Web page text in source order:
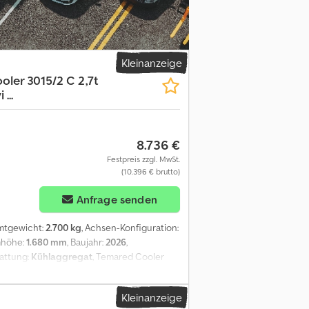
(Leermasse Zugfahrzeug min. 2.500kg)
Deichsel Rahmen geschraubt,
V-Deichsel AL-KO oder Knott Achse
Automatisches Stützrad Reserverad
für individuellen Transportpreis
deutschlandweit (Durchführung
Tage gültig)
zwecks Anmeldung (Anzahlung
Irrtümer, Zwischenverkauf und
fahrtauglich, Garantieleistung:
höhenverstellbar, Stützrad: Stützrad
Kleinanzeige
3015/2 C 2,7t
...
8.736 €
Festpreis zzgl. MwSt.
(10.396 € brutto)
Anfrage senden
2.700 kg, Achsen-Konfiguration:
1.680 mm , Baujahr: 2026
Kühlaggregat , Temared Cooler
2026) 2 Jahre Hauptuntersuchung ab
Teil 2 und COC) Verfügbar
Partnerbanken möglich! Technische
Kleinanzeige